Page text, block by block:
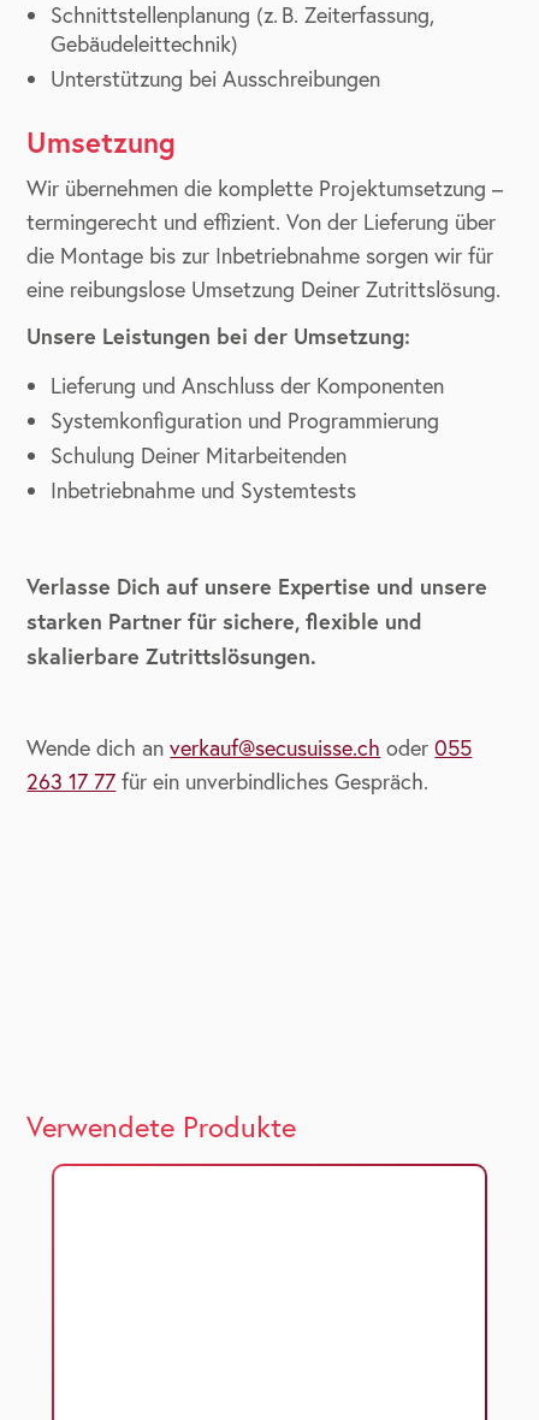
Schnittstellenplanung (z. B. Zeiterfassung,
Gebäudeleittechnik)
Unterstützung bei Ausschreibungen
Umsetzung
Wir übernehmen die komplette Projektumsetzung –
termingerecht und effizient. Von der Lieferung über
die Montage bis zur Inbetriebnahme sorgen wir für
eine reibungslose Umsetzung Deiner Zutrittslösung.
Unsere Leistungen bei der Umsetzung:
Lieferung und Anschluss der Komponenten
Systemkonfiguration und Programmierung
Schulung Deiner Mitarbeitenden
Inbetriebnahme und Systemtests
Verlasse Dich auf unsere Expertise und unsere
starken Partner für sichere, flexible und
skalierbare Zutrittslösungen.
Wende dich anverkauf@secusuisse.ch oder055
263 17 77 für ein unverbindliches Gespräch.
Verwendete Produkte